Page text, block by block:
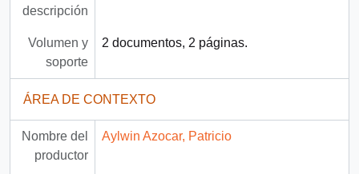
descripción
Volumen y
soporte
2 documentos, 2 páginas.
ÁREA DE CONTEXTO
Nombre del
productor
Aylwin Azocar, Patricio